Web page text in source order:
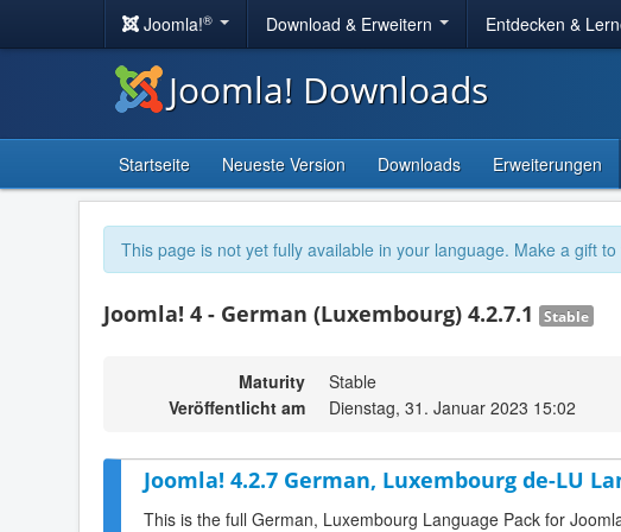
Joomla!® Download & Erweitern Entdecken &
Joomla! Downloads
Startseite Neueste Version Downloads Erweiterungen
This page is not yet fully available in your language. Make a gift
Joomla! 4 - German (Luxembourg) 4.2.7.1 Stable
Maturity
Stable
Veröffentlicht am
Dienstag, 31. Januar 2023 15:02
Joomla! 4.2.7 German, Luxembourg de-LU
This is the full German, Luxembourg Language Pack for